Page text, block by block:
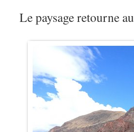
Le paysage retourne